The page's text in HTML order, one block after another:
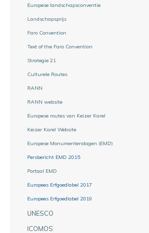
Europese landschapsconventie
Landschapsprijs
Faro Convention
Text of the Faro Convention
Strategie 21
Culturele Routes
RANN
RANN website
Europese routes van Keizer Karel
Keizer Karel Website
Europese Monumentendagen (EMD)
Persbericht EMD 2015
Portaal EMD
Europees Erfgoedlabel 2017
Europees Erfgoedlabel 2019
UNESCO
ICOMOS